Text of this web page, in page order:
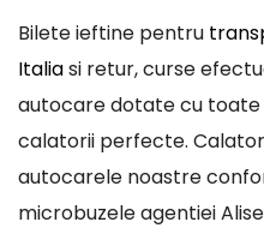
Bilete ieftine pentru
Italiasi retur, curse
autocare dotate cu
calatorii perfecte.
autocarele noastre
microbuzele agentiei